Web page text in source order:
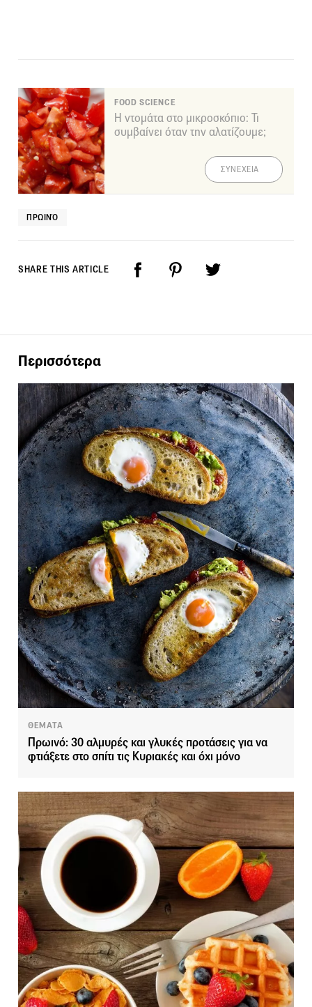
FOOD SCIENCE
Η ντομάτα στο μικροσκόπιο: Τι
συμβαίνει όταν την αλατίζουμε;
ΣΥΝΕΧΕΙΑ
ΠΡΩΙΝΌ
SHARE THIS ARTICLE
Περισσότερα
ΘΕΜΑΤΑ
Πρωινό: 30 αλμυρές και γλυκές προτάσεις για να
φτιάξετε στο σπίτι τις Κυριακές και όχι μόνο